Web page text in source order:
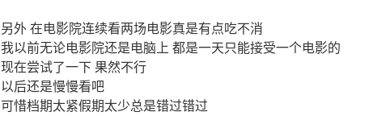
另外 在电影院连续看两场电影真是有点吃不消
我以前无论电影院还是电脑上 都是一天只能接受一个电影的
现在尝试了一下 果然不行
以后还是慢慢看吧
可惜档期太紧假期太少总是错过错过